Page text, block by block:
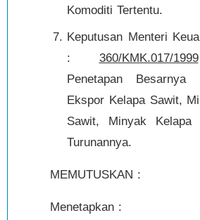
Komoditi Tertentu.
Keputusan Menteri
: 360/KMK.017/1999
Penetapan Besarnya
Ekspor Kelapa Sawit,
Sawit, Minyak Kelapa
Turunannya.
MEMUTUSKAN :
Menetapkan :